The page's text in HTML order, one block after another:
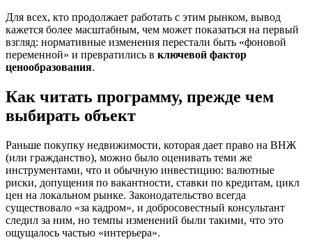
Для всех, кто продолжает работать с этим рынком, вывод
кажется более масштабным, чем может показаться на первый
взгляд: нормативные изменения перестали быть «фоновой
переменной» и превратились в ключевой фактор
ценообразования.
Как читать программу, прежде чем
выбирать объект
Раньше покупку недвижимости, которая дает право на ВНЖ
(или гражданство), можно было оценивать теми же
инструментами, что и обычную инвестицию: валютные
риски, допущения по вакантности, ставки по кредитам, цикл
цен на локальном рынке. Законодательство всегда
существовало «за кадром», и добросовестный консультант
следил за ним, но темпы изменений были такими, что это
ощущалось частью «интерьера».